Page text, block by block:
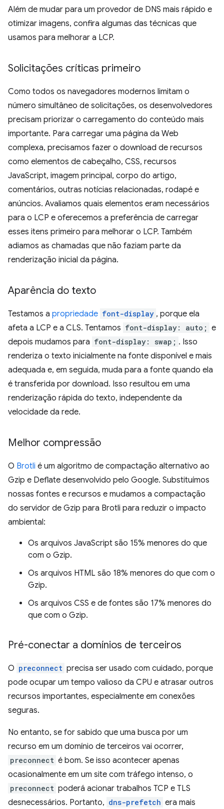
Além de mudar para um provedor de DNS mais rápido e
otimizar imagens, confira algumas das técnicas que
usamos para melhorar a LCP.
Solicitações críticas primeiro
Como todos os navegadores modernos limitam o
número simultâneo de solicitações, os desenvolvedores
precisam priorizar o carregamento do conteúdo mais
importante. Para carregar uma página da Web
complexa, precisamos fazer o download de recursos
como elementos de cabeçalho, CSS, recursos
JavaScript, imagem principal, corpo do artigo,
comentários, outras notícias relacionadas, rodapé e
anúncios. Avaliamos quais elementos eram necessários
para o LCP e oferecemos a preferência de carregar
esses itens primeiro para melhorar o LCP. Também
adiamos as chamadas que não faziam parte da
renderização inicial da página.
Aparência do texto
Testamos a propriedade font-display , porque ela
afeta a LCP e a CLS. Tentamos font-display: auto; e
depois mudamos para font-display: swap; . Isso
renderiza o texto inicialmente na fonte disponível e mais
adequada e, em seguida, muda para a fonte quando ela
é transferida por download. Isso resultou em uma
renderização rápida do texto, independente da
velocidade da rede.
Melhor compressão
O Brotli é um algoritmo de compactação alternativo ao
Gzip e Deflate desenvolvido pelo Google. Substituímos
nossas fontes e recursos e mudamos a compactação
do servidor de Gzip para Brotli para reduzir o impacto
ambiental:
Os arquivos JavaScript são 15% menores do que
com o Gzip.
Os arquivos HTML são 18% menores do que com o
Gzip.
Os arquivos CSS e de fontes são 17% menores do
que com o Gzip.
Pré-conectar a domínios de terceiros
O preconnect precisa ser usado com cuidado, porque
pode ocupar um tempo valioso da CPU e atrasar outros
recursos importantes, especialmente em conexões
seguras.
No entanto, se for sabido que uma busca por um
recurso em um domínio de terceiros vai ocorrer,
preconnect é bom. Se isso acontecer apenas
ocasionalmente em um site com tráfego intenso, o
preconnect poderá acionar trabalhos TCP e TLS
desnecessários. Portanto, dns-prefetch era mais